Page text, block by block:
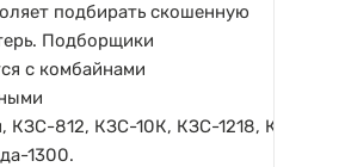
подбирать скошенную
Подборщики
с комбайнами
КЗС-812, КЗС-10К, КЗС-1218, КЗС-
1300.